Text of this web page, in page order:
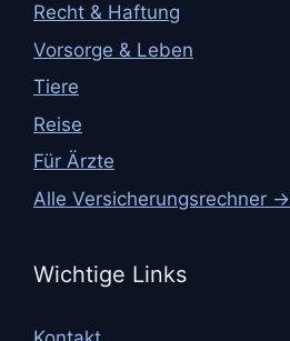
Recht & Haftung
Vorsorge & Leben
Tiere
Reise
Für Ärzte
Alle Versicherungsrechner →
Wichtige Links